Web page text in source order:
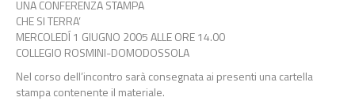
UNA CONFERENZA STAMPA
CHE SI TERRA’
MERCOLEDÍ 1 GIUGNO 2005 ALLE ORE 14.00
COLLEGIO ROSMINI-DOMODOSSOLA
Nel corso dell’incontro sarà consegnata ai presenti una cartella
stampa contenente il materiale.